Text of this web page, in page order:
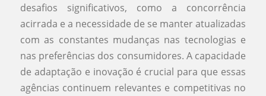
desafios significativos, como a concorrência
acirrada e a necessidade de se manter atualizadas
com as constantes mudanças nas tecnologias e
nas preferências dos consumidores. A capacidade
de adaptação e inovação é crucial para que essas
agências continuem relevantes e competitivas no